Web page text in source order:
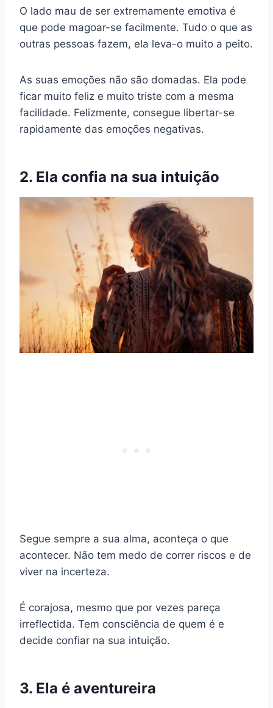
O lado mau de ser extremamente emotiva é
que pode magoar-se facilmente. Tudo o que as
outras pessoas fazem, ela leva-o muito a peito.
As suas emoções não são domadas. Ela pode
ficar muito feliz e muito triste com a mesma
facilidade. Felizmente, consegue libertar-se
rapidamente das emoções negativas.
2. Ela confia na sua intuição
Segue sempre a sua alma, aconteça o que
acontecer. Não tem medo de correr riscos e de
viver na incerteza.
É corajosa, mesmo que por vezes pareça
irreflectida. Tem consciência de quem é e
decide confiar na sua intuição.
3. Ela é aventureira